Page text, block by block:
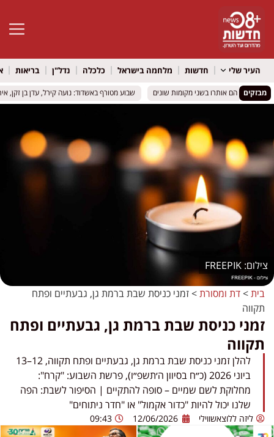
פתח
העיר שלי חדשות מלחמה בישראל כלכלה נדל"ן בריאות
מבזקים
למחרת הם אותרו בשני מקומות שונים
למחרת הם אותרו בשני מקומות שונים שבוע מטורף באשדוד: נועה קירל, עדן בן זקן,
שבוע מטורף באשדוד: נועה קירל, עדן בן זקן,
FREEPIK
בית>דת ומסורת>זמני כניסת שבת ברמת גן, גבעתיים ופתח
תקווה
זמני כניסת שבת ברמת גן, גבעתיים ופתח
תקווה
להלן זמני כניסת שבת ברמת גן, גבעתיים ופתח תקווה, 12–13
ביוני 2026 (כ״ח בסיוון ה׳תשפ״ו), פרשת השבוע: "קרח":
מחלוקת לשם שמיים – סופה להתקיים | הסיפור לשבת: הפה
שלנו יכול להיות "כדור אקמול" או "חדר ניתוחים"
ליזה ללוצאשווילי 12/06/2026
09:43